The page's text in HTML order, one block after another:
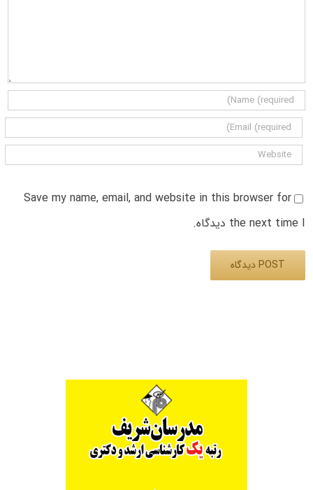
Save my name, email, and website in this browser for
the next time I دیدگاه.